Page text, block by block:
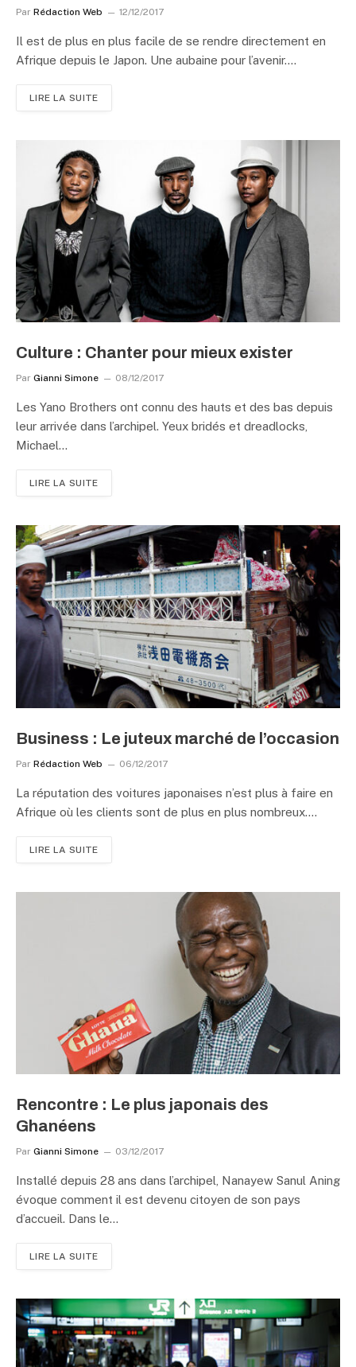
Par Rédaction Web 12/12/2017
Il est de plus en plus facile de se rendre directement en
Afrique depuis le Japon. Une aubaine pour l’avenir.…
LIRE LA SUITE
Culture : Chanter pour mieux exister
Par Gianni Simone 08/12/2017
Les Yano Brothers ont connu des hauts et des bas depuis
leur arrivée dans l’archipel. Yeux bridés et dreadlocks,
Michael…
LIRE LA SUITE
Business : Le juteux marché de l’occasion
Par Rédaction Web 06/12/2017
La réputation des voitures japonaises n’est plus à faire en
Afrique où les clients sont de plus en plus nombreux.…
LIRE LA SUITE
Rencontre : Le plus japonais des
Ghanéens
Par Gianni Simone 03/12/2017
Installé depuis 28 ans dans l’archipel, Nanayew Sanul Aning
évoque comment il est devenu citoyen de son pays
d’accueil. Dans le…
LIRE LA SUITE